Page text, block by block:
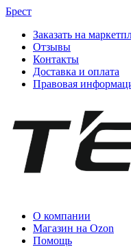
Брест
Заказать на
Отзывы
Контакты
Доставка и оплата
Правовая
О компании
Магазин на Ozon
Помощь